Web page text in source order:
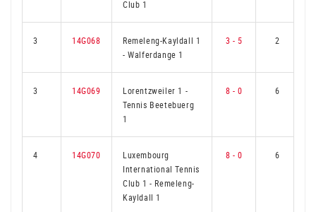
Club 1
3 14G068
Remeleng-Kayldall 1
-Walferdange 1
3 - 5 2
3 14G069 Lorentzweiler 1 -
Tennis Beetebuerg
1
8 - 0 6
4 14G070
Luxembourg
International Tennis
Club 1- Remeleng-
Kayldall 1
8 - 0 6